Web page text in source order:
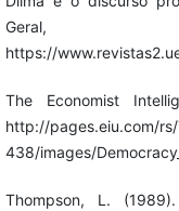
https://
The Economist
http://pages.eiu.com/
438/images/
Thompson, L.